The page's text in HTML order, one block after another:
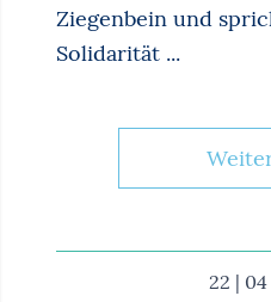
Ziegenbein und
Solidarität ...
22 |